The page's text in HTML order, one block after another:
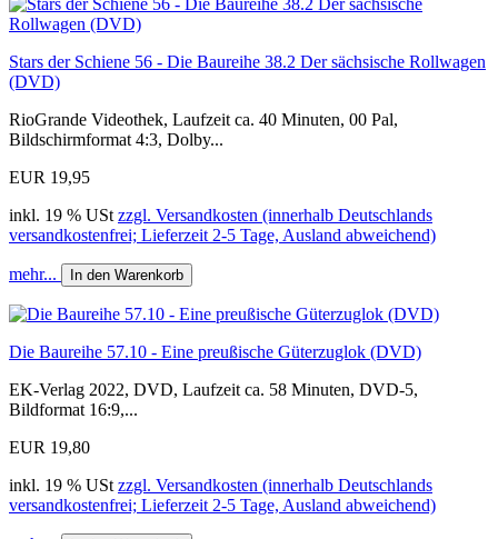
Stars der Schiene 56 - Die Baureihe 38.2 Der sächsische Rollwagen
(DVD)
RioGrande Videothek, Laufzeit ca. 40 Minuten, 00 Pal,
Bildschirmformat 4:3, Dolby...
EUR 19,95
inkl. 19 % USt zzgl. Versandkosten (innerhalb Deutschlands
versandkostenfrei; Lieferzeit 2-5 Tage, Ausland abweichend)
mehr... In den Warenkorb
Die Baureihe 57.10 - Eine preußische Güterzuglok (DVD)
EK-Verlag 2022, DVD, Laufzeit ca. 58 Minuten, DVD-5,
Bildformat 16:9,...
EUR 19,80
inkl. 19 % USt zzgl. Versandkosten (innerhalb Deutschlands
versandkostenfrei; Lieferzeit 2-5 Tage, Ausland abweichend)